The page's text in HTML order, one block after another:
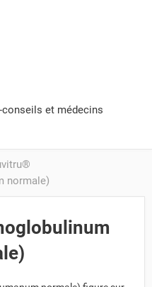
et médecins
normale)